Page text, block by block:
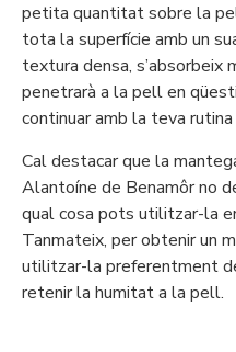
petita quantitat sobre la
tota la superfície amb un
textura densa, s’absorbeix
penetrarà a la pell en
continuar amb la teva
Cal destacar que la
Alantoíne de Benamôr no
qual cosa pots utilitzar-la
Tanmateix, per obtenir un
utilitzar-la preferentment
retenir la humitat a la pell.